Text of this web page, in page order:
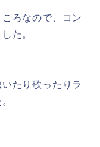
ろなので、コン
た。
たり歌ったりラ